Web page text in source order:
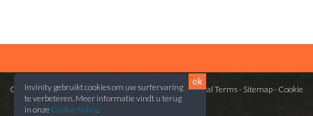
Invinity gebruikt cookies om uw surfervaring
te verbeteren. Meer informatie vindt u terug
in onze Cookie Policy.
ok
Copyright © 2014 VinePlus. All rights reserved. - General Terms- Sitemap- Cookie
Policy- Privacy Policy